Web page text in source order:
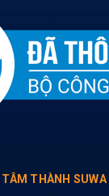
TÂM THÀNH SUWA